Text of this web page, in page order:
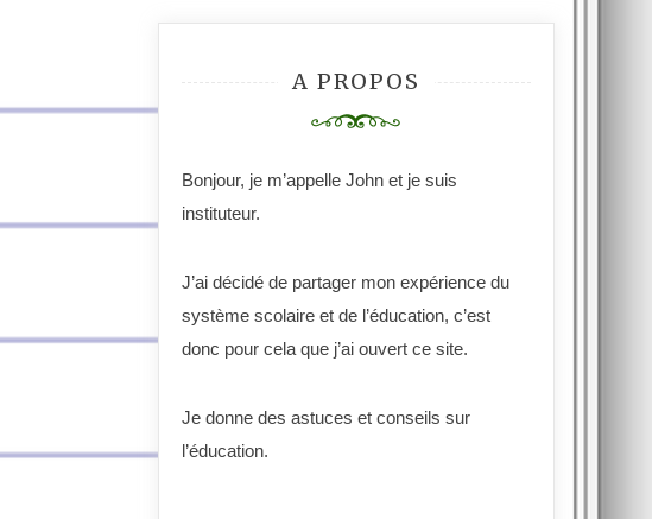
A PROPOS
Bonjour, je m’appelle John et je suis
instituteur.
J’ai décidé de partager mon expérience du
système scolaire et de l’éducation, c’est
donc pour cela que j’ai ouvert ce site.
Je donne des astuces et conseils sur
l’éducation.